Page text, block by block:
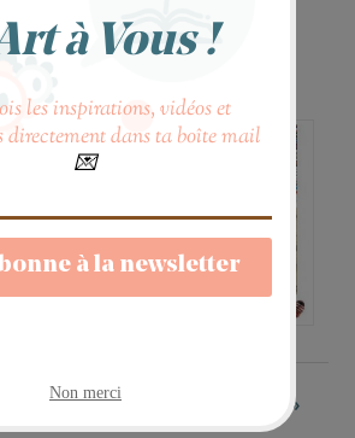
peut-être aussi…
Chic »
Serviettes « Textures »